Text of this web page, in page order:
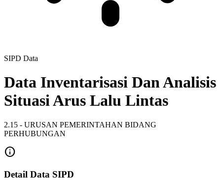
SIPD Data
Data Inventarisasi Dan Analisis
Situasi Arus Lalu Lintas
2.15 - URUSAN PEMERINTAHAN BIDANG
PERHUBUNGAN
info
Detail Data SIPD